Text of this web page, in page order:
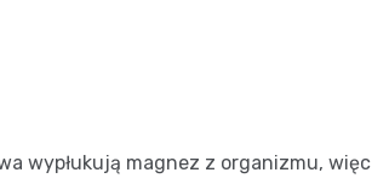
wypłukują magnez z organizmu, więc